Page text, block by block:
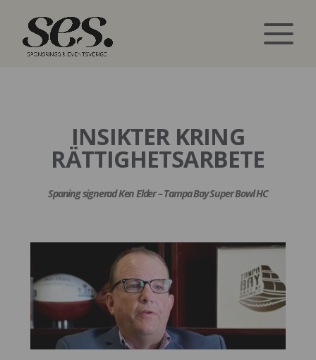
INSIKTER KRING
RÄTTIGHETSARBETE
Spaning signerad Ken Elder – Tampa Bay Super Bowl HC